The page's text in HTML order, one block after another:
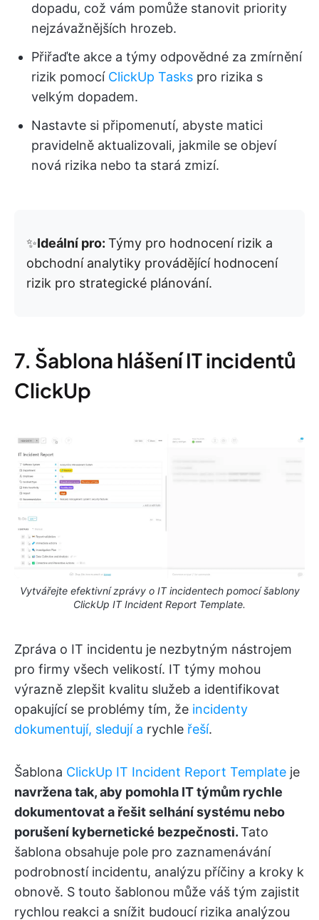
dopadu, což vám pomůže stanovit priority
nejzávažnějších hrozeb.
Přiřaďte akce a týmy odpovědné za zmírnění
rizik pomocí ClickUp Tasks pro rizika s
velkým dopadem.
Nastavte si připomenutí, abyste matici
pravidelně aktualizovali, jakmile se objeví
nová rizika nebo ta stará zmizí.
✨Ideální pro: Týmy pro hodnocení rizik a
obchodní analytiky provádějící hodnocení
rizik pro strategické plánování.
7. Šablona hlášení IT incidentů
ClickUp
Vytvářejte efektivní zprávy o IT incidentech pomocí šablony
ClickUp IT Incident Report Template.
Zpráva o IT incidentu je nezbytným nástrojem
pro firmy všech velikostí. IT týmy mohou
výrazně zlepšit kvalitu služeb a identifikovat
opakující se problémy tím, že incidenty
dokumentují, sledují a rychle řeší.
Šablona ClickUp IT Incident Report Template je
navržena tak, aby pomohla IT týmům rychle
dokumentovat a řešit selhání systému nebo
porušení kybernetické bezpečnosti.Tato
šablona obsahuje pole pro zaznamenávání
podrobností incidentu, analýzu příčiny a kroky k
obnově. S touto šablonou může váš tým zajistit
rychlou reakci a snížit budoucí rizika analýzou